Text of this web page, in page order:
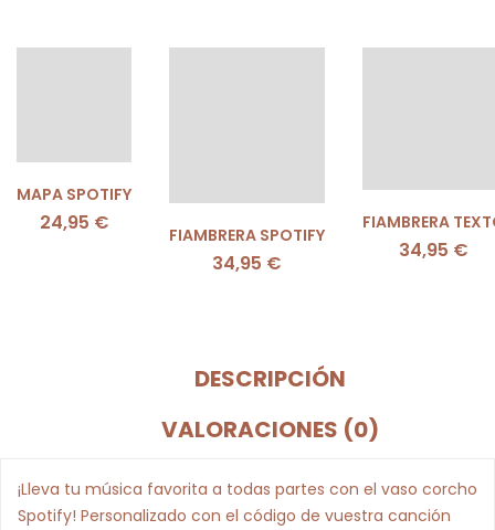
MAPA SPOTIFY
24,95 € FIAMBRERA SPOTIFY
34,95 €
FIAMBRERA
34,95 €
DESCRIPCIÓN
VALORACIONES (0)
¡Lleva tu música favorita a todas partes con el vaso corcho
Spotify! Personalizado con el código de vuestra canción